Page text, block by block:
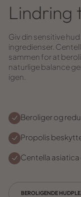
Lindring
Giv din sensitive
ingredienser.
sammen for at
naturlige balance
igen.
Beroliger og
Propolis
Centella
BEROLIGENDE